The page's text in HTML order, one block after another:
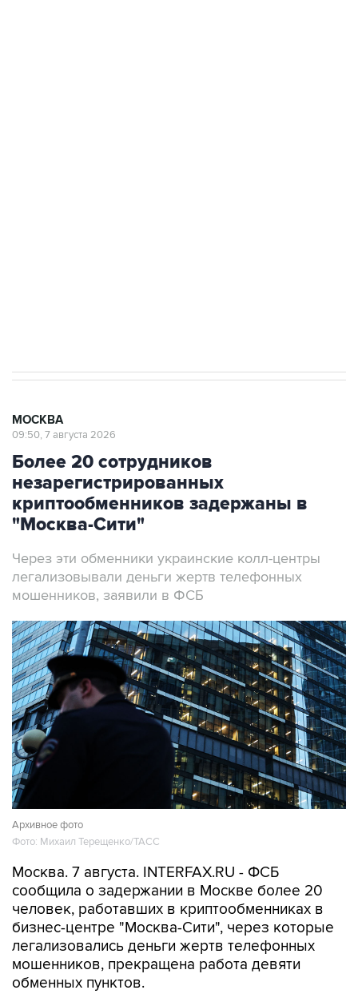
МОСКВА
09:50, 7 августа 2026
Более 20 сотрудников
незарегистрированных
криптообменников задержаны в
"Москва-Сити"
Через эти обменники украинские колл-центры
легализовывали деньги жертв телефонных
мошенников, заявили в ФСБ
Архивное фото
Фото: Михаил Терещенко/ТАСС
Москва. 7 августа. INTERFAX.RU - ФСБ
сообщила о задержании в Москве более 20
человек, работавших в криптообменниках в
бизнес-центре "Москва-Сити", через которые
легализовались деньги жертв телефонных
мошенников, прекращена работа девяти
обменных пунктов.